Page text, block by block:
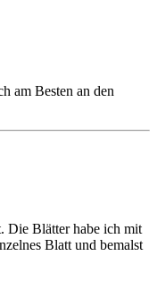
am Besten an den
Die Blätter habe ich mit
Blatt und bemalst